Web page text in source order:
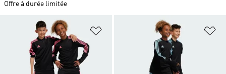
Offre à durée limitée
Ajouter à la Liste de produits